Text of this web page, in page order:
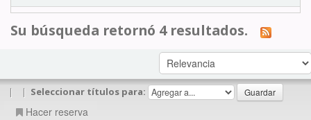
Su búsqueda retornó 4 resultados.
| | Seleccionar títulos para:
Hacer reserva